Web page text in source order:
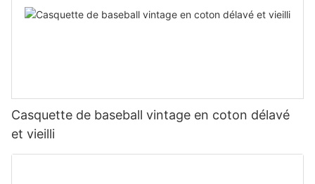
Casquette de baseball vintage en coton délavé
et vieilli